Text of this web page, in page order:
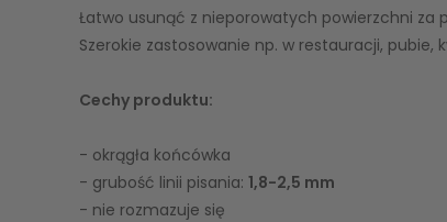
Łatwo usunąć z nieporowatych powierzchni
Szerokie zastosowanie np. w restauracji,
Cechy produktu:
- okrągła końcówka
- grubość linii pisania: 1,8-2,5 mm
- nie rozmazuje się